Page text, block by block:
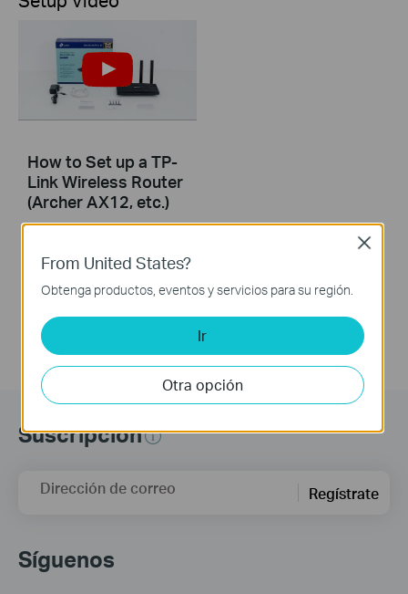
How to Set up a TP-
Link Wireless Router
(Archer AX12, etc.)
Suscripción
Dirección de correo Regístrate
Síguenos
From United States?
Obtenga productos, eventos y servicios para su región.
Ir
Otra opción
Close